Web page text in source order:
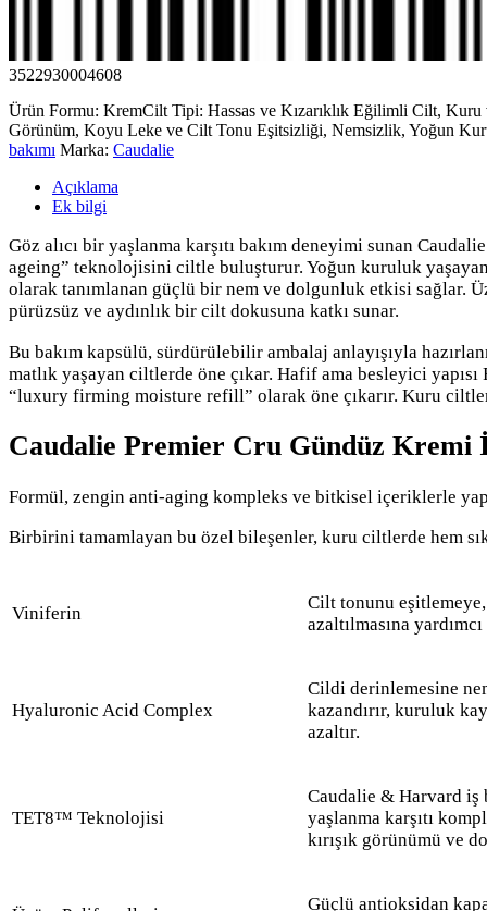
3522930004608
Ürün Formu: KremCilt Tipi: Hassas ve Kızarıklık Eğilimli Cilt,
Görünüm, Koyu Leke ve Cilt Tonu Eşitsizliği, Nemsizlik, Yoğun
bakımı Marka: Caudalie
Açıklama
Ek bilgi
Göz alıcı bir yaşlanma karşıtı bakım deneyimi sunan
ageing” teknolojisini ciltle buluşturur. Yoğun kuruluk
olarak tanımlanan güçlü bir nem ve dolgunluk etkisi sağlar.
pürüzsüz ve aydınlık bir cilt dokusuna katkı sunar.
Bu bakım kapsülü, sürdürülebilir ambalaj anlayışıyla
matlık yaşayan ciltlerde öne çıkar. Hafif ama besleyici
“luxury firming moisture refill” olarak öne çıkarır. Kuru
Caudalie Premier Cru Gündüz
Formül, zengin anti-aging kompleks ve bitkisel içeriklerle
Birbirini tamamlayan bu özel bileşenler, kuru ciltlerde hem
Viniferin
Cilt tonunu
azaltılmasına
Hyaluronic Acid Complex
Cildi derinlemesine
kazandırır, kuruluk
azaltır.
TET8™ Teknolojisi
Caudalie & Harvard
yaşlanma karşıtı
kırışık görünümü ve
Güçlü antioksidan